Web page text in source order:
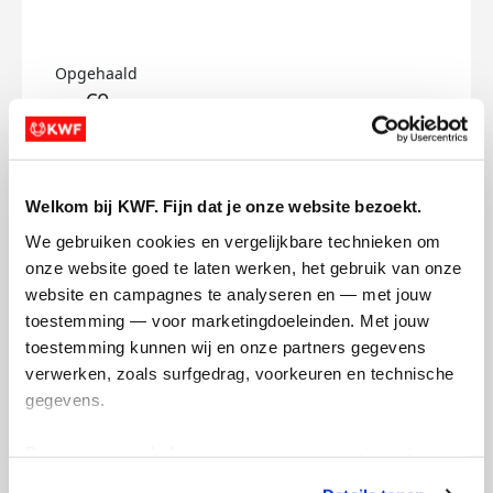
Welkom bij KWF. Fijn dat je onze website bezoekt.
We gebruiken cookies en vergelijkbare technieken om
onze website goed te laten werken, het gebruik van onze
website en campagnes te analyseren en — met jouw
toestemming — voor marketingdoeleinden. Met jouw
toestemming kunnen wij en onze partners gegevens
verwerken, zoals surfgedrag, voorkeuren en technische
gegevens.
Opgehaald
€0
Doneer
Yanting's badges